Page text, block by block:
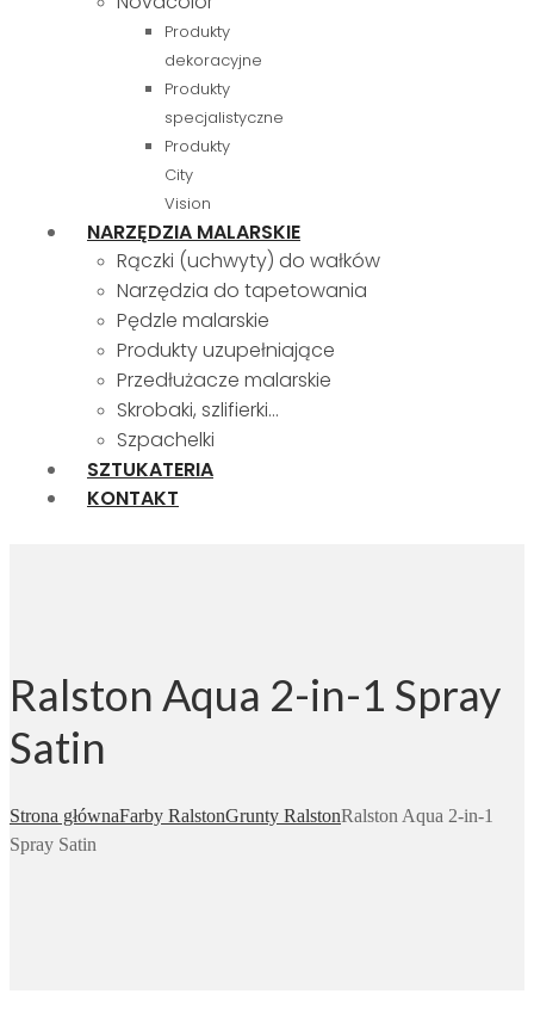
Produkty
dekoracyjne
Produkty
specjalistyczne
Produkty
City
Vision
NARZĘDZIA MALARSKIE
Rączki (uchwyty) do wałków
Narzędzia do tapetowania
Pędzle malarskie
Produkty uzupełniające
Przedłużacze malarskie
Skrobaki, szlifierki…
Szpachelki
SZTUKATERIA
KONTAKT
Ralston Aqua 2-in-1 Spray
Satin
Strona głównaFarby RalstonGrunty RalstonRalston Aqua 2-in-1
Spray Satin